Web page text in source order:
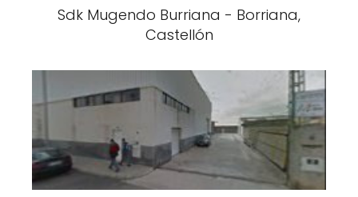
Sdk Mugendo Burriana - Borriana,
Castellón